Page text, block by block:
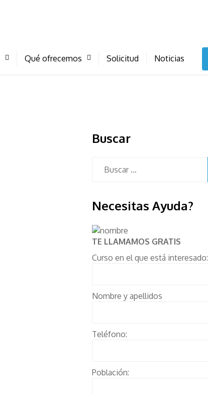
Qué ofrecemos Solicitud Noticias
Buscar
Necesitas Ayuda?
TE LLAMAMOS GRATIS
Curso en el que está interesado:
Nombre y apellidos
Teléfono:
Población: